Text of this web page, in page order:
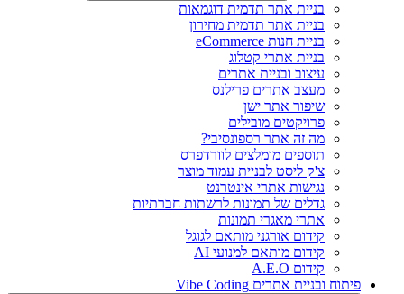
בניית אתר תדמית דוגמאות
בניית אתר תדמית מחירון
בניית חנות eCommerce
בניית אתרי קטלוג
עיצוב ובניית אתרים
מעצב אתרים פרילנס
שיפור אתר ישן
פרויקטים מובילים
מה זה אתר רספונסיבי?
תוספים מומלצים לוורדפרס
צ'ק ליסט לבניית עמוד מוצר
נגישות אתרי אינטרנט
גדלים של תמונות לרשתות חברתיות
אתרי מאגרי תמונות
קידום אורגני מותאם לגוגל
קידום מותאם למנועי AI
קידום A.E.O
פיתוח ובניית אתרים Vibe Coding